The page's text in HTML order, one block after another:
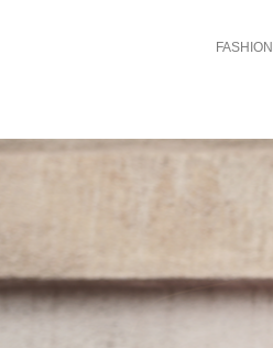
FASHION